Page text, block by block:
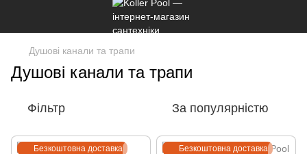
Душові канали та трапи
Душові канали та трапи
Фільтр За популярністю
Безкоштовна доставка Безкоштовна доставка